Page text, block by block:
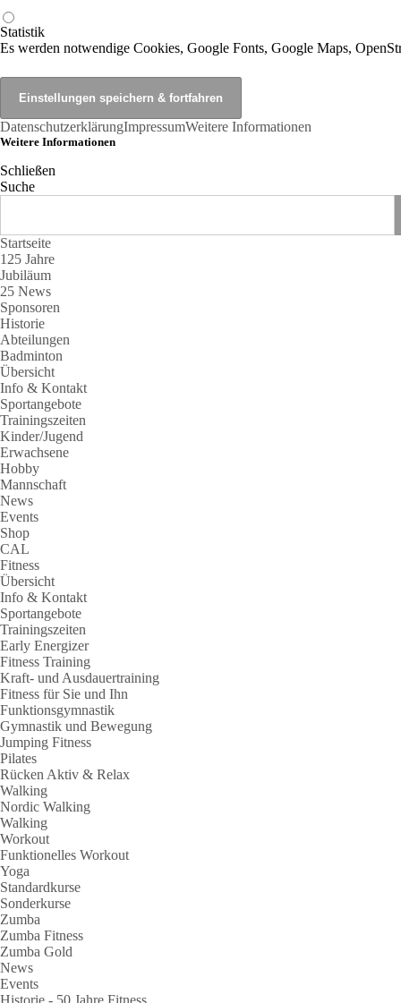
Statistik
Es werden notwendige Cookies, Google Fonts, Google Maps,
DatenschutzerklärungImpressumWeitere Informationen
Weitere Informationen
Schließen
Suche
Startseite
125 Jahre
Jubiläum
25 News
Sponsoren
Historie
Abteilungen
Badminton
Übersicht
Info & Kontakt
Sportangebote
Trainingszeiten
Kinder/Jugend
Erwachsene
Hobby
Mannschaft
News
Events
Shop
CAL
Fitness
Übersicht
Info & Kontakt
Sportangebote
Trainingszeiten
Early Energizer
Fitness Training
Kraft- und Ausdauertraining
Fitness für Sie und Ihn
Funktionsgymnastik
Gymnastik und Bewegung
Jumping Fitness
Pilates
Rücken Aktiv & Relax
Walking
Nordic Walking
Walking
Workout
Funktionelles Workout
Yoga
Standardkurse
Sonderkurse
Zumba
Zumba Fitness
Zumba Gold
News
Events
Historie - 50 Jahre Fitness